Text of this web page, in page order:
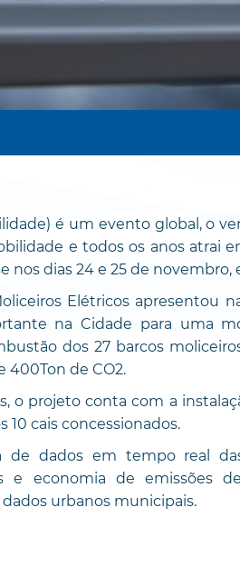
é um evento global, o
e todos os anos atrai
nos dias 24 e 25 de novembro,
Elétricos apresentou
na Cidade para uma
dos 27 barcos
400Ton de CO2.
o projeto conta com a
cais concessionados.
dados em tempo real
e economia de emissões
urbanos municipais.